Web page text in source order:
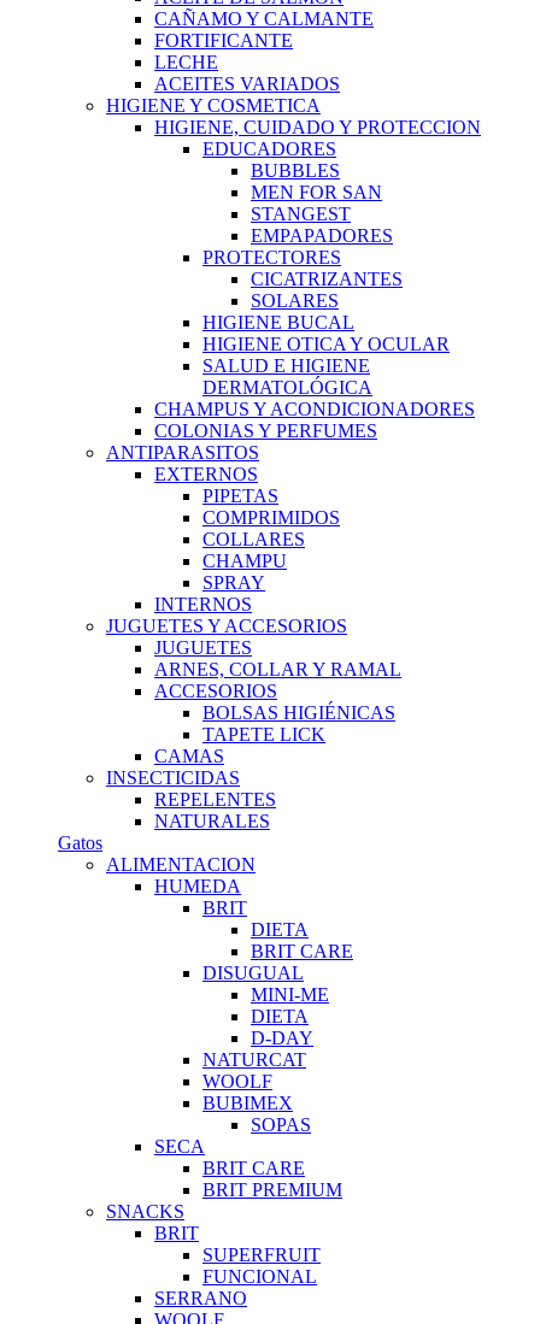
CAÑAMO Y CALMANTE
FORTIFICANTE
LECHE
ACEITES VARIADOS
HIGIENE Y COSMETICA
HIGIENE, CUIDADO Y PROTECCION
EDUCADORES
BUBBLES
MEN FOR SAN
STANGEST
EMPAPADORES
PROTECTORES
CICATRIZANTES
SOLARES
HIGIENE BUCAL
HIGIENE OTICA Y OCULAR
SALUD E HIGIENE
DERMATOLÓGICA
CHAMPUS Y ACONDICIONADORES
COLONIAS Y PERFUMES
ANTIPARASITOS
EXTERNOS
PIPETAS
COMPRIMIDOS
COLLARES
CHAMPU
SPRAY
INTERNOS
JUGUETES Y ACCESORIOS
JUGUETES
ARNES, COLLAR Y RAMAL
ACCESORIOS
BOLSAS HIGIÉNICAS
TAPETE LICK
CAMAS
INSECTICIDAS
REPELENTES
NATURALES
Gatos
ALIMENTACION
HUMEDA
BRIT
DIETA
BRIT CARE
DISUGUAL
MINI-ME
DIETA
D-DAY
NATURCAT
WOOLF
BUBIMEX
SOPAS
SECA
BRIT CARE
BRIT PREMIUM
SNACKS
BRIT
SUPERFRUIT
FUNCIONAL
SERRANO
WOOLF